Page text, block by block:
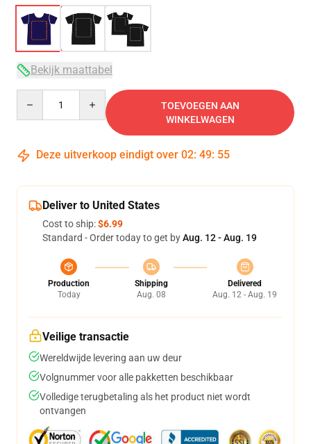
Bekijk maattabel
TOEVOEGEN AAN
WINKELWAGEN
Deze uitverkoop eindigt over 02: 49: 54
Deliver to United States
Cost to ship:$6.99
Standard - Order today to get byAug. 12 - Aug. 19
Production
Today
Shipping
Aug. 08
Delivered
Aug. 12 - Aug. 19
Veilige transactie
Wereldwijde levering aan uw deur
Volgnummer voor alle pakketten beschikbaar
Volledige terugbetaling als het product niet wordt
ontvangen